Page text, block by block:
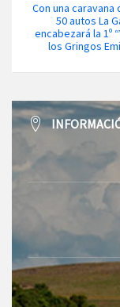
Con una caravana
50 autos La
encabezará la 1º
los Gringos